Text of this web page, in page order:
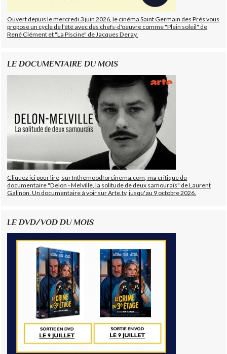
Ouvert depuis le mercredi 3 juin 2026, le cinéma Saint Germain des Prés vous
propose un cycle de l'été avec des chefs-d'oeuvre comme "Plein soleil" de
René Clément et "La Piscine" de Jacques Deray.
LE DOCUMENTAIRE DU MOIS
Cliquez ici pour lire, sur Inthemoodforcinema.com, ma critique du
documentaire "Delon - Melville, la solitude de deux samouraïs" de Laurent
Galinon. Un documentaire à voir sur Arte.tv, jusqu'au 9 octobre 2026.
LE DVD/VOD DU MOIS